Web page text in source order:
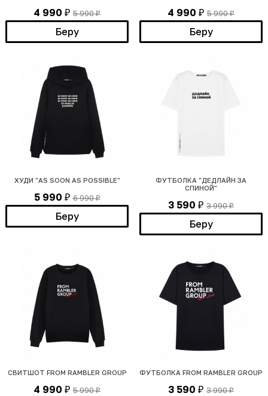
4 990 ₽ 5 990₽
Беру
4 990 ₽ 5 990₽
Беру
ХУДИ "AS SOON AS POSSIBLE"
5 990 ₽ 6 990₽
Беру
ФУТБОЛКА "ДЕДЛАЙН ЗА
СПИНОЙ"
3 590 ₽ 3 990₽
Беру
СВИТШОТ FROM RAMBLER GROUP
4 990 ₽ 5 990₽
ФУТБОЛКА FROM RAMBLER GROUP
3 590 ₽ 3 990₽